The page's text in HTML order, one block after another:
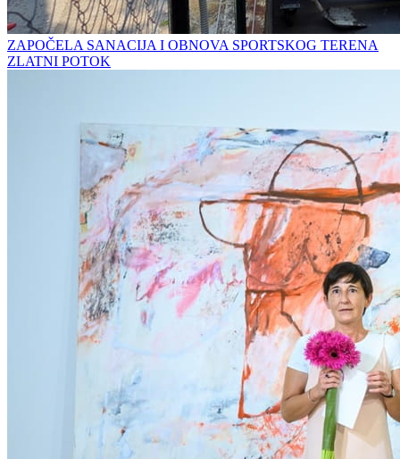
ZAPOČELA SANACIJA I OBNOVA SPORTSKOG TERENA
ZLATNI POTOK